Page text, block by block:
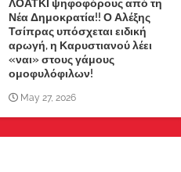
ΛΟΑΤΚΙ ψηφοφόρους από τη
Νέα Δημοκρατία!! Ο Αλέξης
Τσίπρας υπόσχεται ειδική
αρωγή, η Καρυστιανού λέει
«ναι» στους γάμους
ομοφυλόφιλων!
May 27, 2026